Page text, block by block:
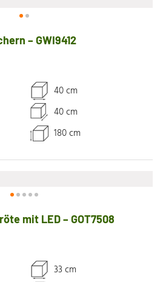
– GWI9412
40 cm
40 cm
180 cm
mit LED – GOT7508
33 cm